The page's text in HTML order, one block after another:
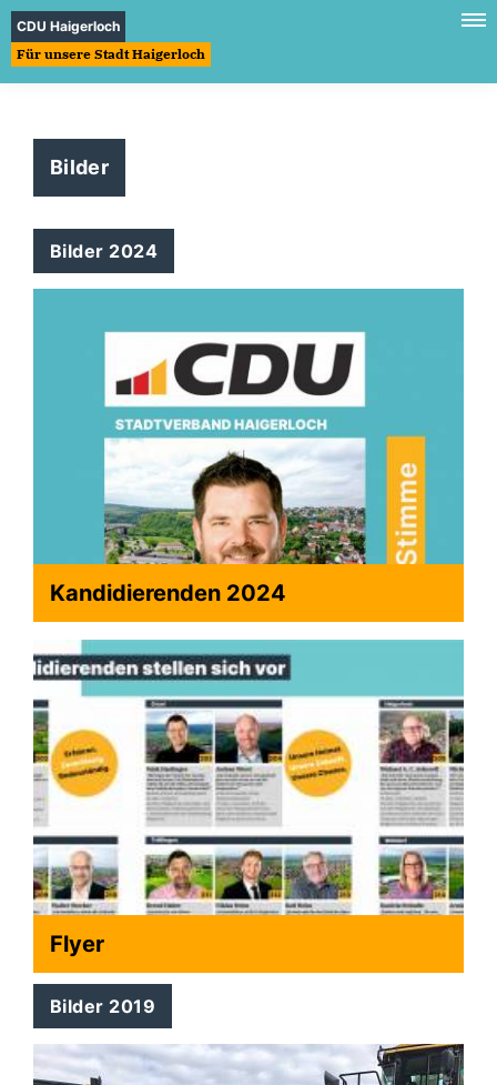
CDU Haigerloch
Für unsere Stadt Haigerloch
Bilder
Bilder 2024
Kandidierenden 2024
Flyer
Bilder 2019